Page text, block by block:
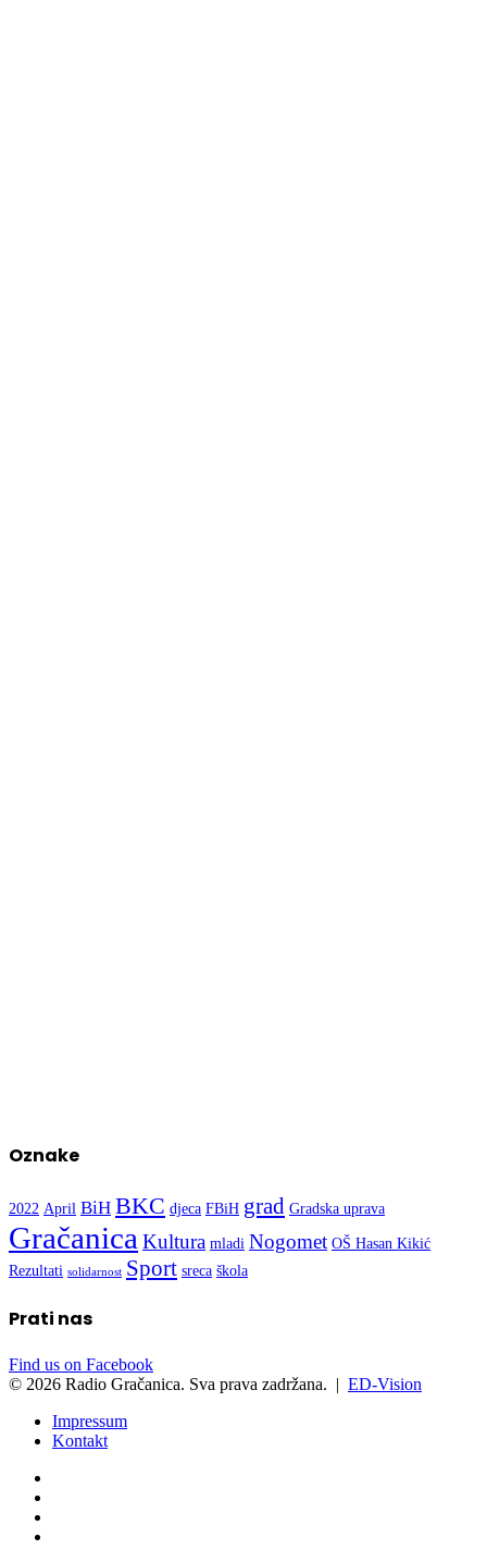
Oznake
2022 April BiH BKC djeca FBiH grad Gradska uprava
GračanicaKultura mladi Nogomet OŠ Hasan Kikić
Rezultati solidarnost Sport sreca škola
Prati nas
Find us on Facebook
© 2026 Radio Gračanica. Sva prava zadržana. | ED-Vision
Impressum
Kontakt